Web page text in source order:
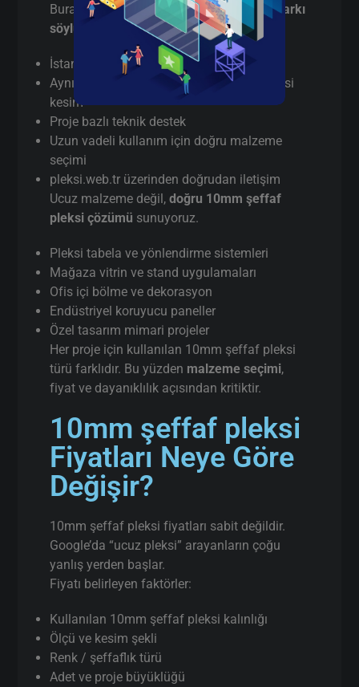
Burada pazarlama yapmıyorum,
gerçek farkı
söylüyorum
İstanbul’da gerçek üretici(aracı değil)
Aynı gün / hızlı terminli 10mm şeffaf pleksi
kesim
Proje bazlı teknik destek
Uzun vadeli kullanım için doğru malzeme
seçimi
pleksi.web.tr üzerinden doğrudan iletişim
Ucuz malzeme değil,doğru 10mm şeffaf
pleksi çözümü sunuyoruz.
Pleksi tabela ve yönlendirme sistemleri
Mağaza vitrin ve stand uygulamaları
Ofis içi bölme ve dekorasyon
Endüstriyel koruyucu paneller
Özel tasarım mimari projeler
Her proje için kullanılan 10mm şeffaf pleksi
türü farklıdır. Bu yüzden malzeme seçimi,
fiyat ve dayanıklılık açısından kritiktir.
10mm şeffaf pleksi
Fiyatları Neye Göre
Değişir?
10mm şeffaf pleksi fiyatları sabit değildir.
Google’da “ucuz pleksi” arayanların çoğu
yanlış yerden başlar.
Fiyatı belirleyen faktörler:
Kullanılan 10mm şeffaf pleksi kalınlığı
Ölçü ve kesim şekli
Renk / şeffaflık türü
Adet ve proje büyüklüğü